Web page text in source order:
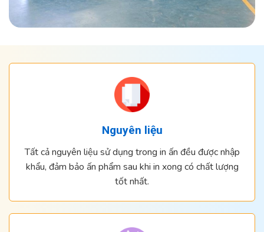
Nguyên liệu
Tất cả nguyên liệu sử dụng trong in ấn đều được nhập
khẩu, đảm bảo ấn phẩm sau khi in xong có chất lượng
tốt nhất.